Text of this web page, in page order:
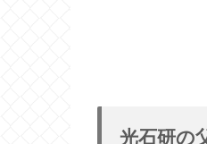
光石研の